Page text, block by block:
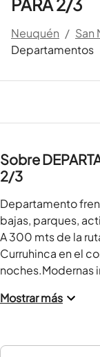
PARA 2/3
Neuquén / San
Departamentos
Sobre
2/3
Departamento
bajas, parques,
A 300 mts de la
Curruhinca en el
noches.Modernas
Mostrar más